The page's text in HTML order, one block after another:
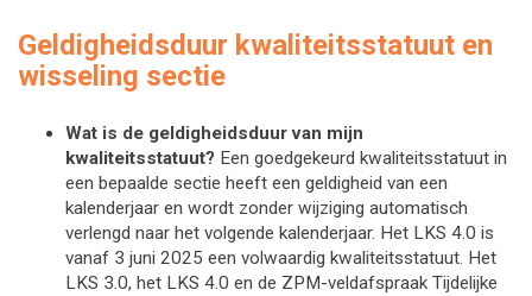
Geldigheidsduur kwaliteitsstatuut en
wisseling sectie
Wat is de geldigheidsduur van mijn
kwaliteitsstatuut? Een goedgekeurd kwaliteitsstatuut in
een bepaalde sectie heeft een geldigheid van een
kalenderjaar en wordt zonder wijziging automatisch
verlengd naar het volgende kalenderjaar. Het LKS 4.0 is
vanaf 3 juni 2025 een volwaardig kwaliteitsstatuut. Het
LKS 3.0, het LKS 4.0 en de ZPM-veldafspraak Tijdelijke